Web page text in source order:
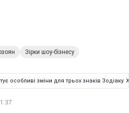
Зірки шоу-бізнесу
особливі зміни для трьох знаків